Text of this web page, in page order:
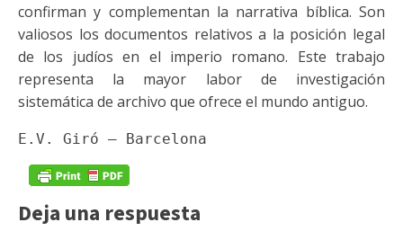
confirman y complementan la narrativa bíblica. Son
valiosos los documentos relativos a la posición legal
de los judíos en el imperio romano. Este trabajo
representa la mayor labor de investigación
sistemática de archivo que ofrece el mundo antiguo.
E.V. Giró – Barcelona
Deja una respuesta